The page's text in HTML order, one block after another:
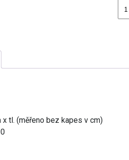
UNO
120
x tl. (měřeno bez kapes v cm)